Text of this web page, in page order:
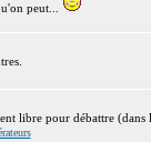
peut...
libre pour débattre (dans